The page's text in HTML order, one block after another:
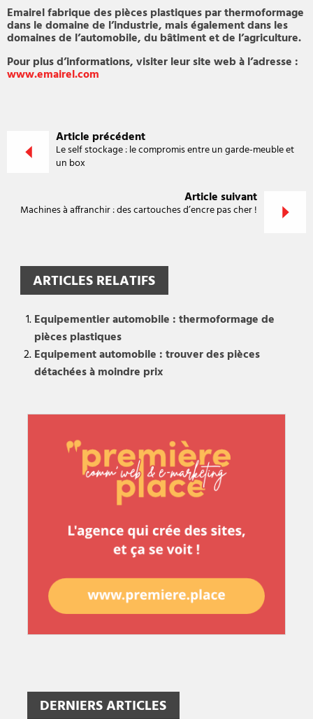
Emairel fabrique des pièces plastiques par thermoformage
dans le domaine de l’industrie, mais également dans les
domaines de l’automobile, du bâtiment et de l’agriculture.
Pour plus d’informations, visiter leur site web à l’adresse :
www.emairel.com
Article précédent
Le self stockage : le compromis entre un garde-meuble et
un box
Article suivant
Machines à affranchir : des cartouches d’encre pas cher !
ARTICLES RELATIFS
Equipementier automobile : thermoformage de
pièces plastiques
Equipement automobile : trouver des pièces
détachées à moindre prix
DERNIERS ARTICLES